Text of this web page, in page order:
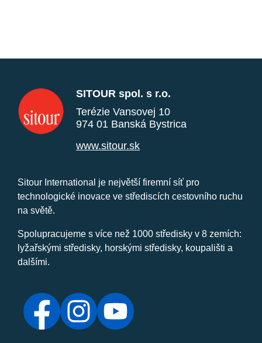
SITOUR spol. s r.o.
Terézie Vansovej 10
974 01 Banská Bystrica
www.sitour.sk
Sitour International je největší firemní síť pro
technologické inovace ve střediscích cestovního ruchu
na světě.
Spolupracujeme s více než 1000 středisky v 8 zemích:
lyžařskými středisky, horskými středisky, koupališti a
dalšími.